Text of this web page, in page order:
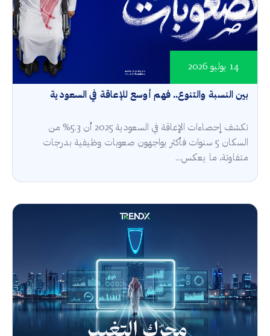
بين النسبة والتنوع.. فهم أوسع للإعاقة في السعودية
14 يوليو 2026
تكشف إحصاءات الإعاقة في السعودية 2025 أن 5.3% من
السكان 5 سنوات فأكثر يواجهون صعوبات وظيفية بدرجات
متفاوتة، ما يعكس...